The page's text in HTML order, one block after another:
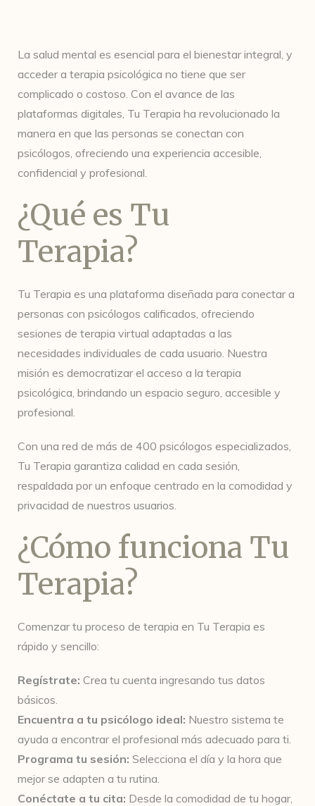
La salud mental es esencial para el bienestar integral, y
acceder a terapia psicológica no tiene que ser
complicado o costoso. Con el avance de las
plataformas digitales, Tu Terapia ha revolucionado la
manera en que las personas se conectan con
psicólogos, ofreciendo una experiencia accesible,
confidencial y profesional.
¿Qué es Tu
Terapia?
Tu Terapia es una plataforma diseñada para conectar a
personas con psicólogos calificados, ofreciendo
sesiones de terapia virtual adaptadas a las
necesidades individuales de cada usuario. Nuestra
misión es democratizar el acceso a la terapia
psicológica, brindando un espacio seguro, accesible y
profesional.
Con una red de más de 400 psicólogos especializados,
Tu Terapia garantiza calidad en cada sesión,
respaldada por un enfoque centrado en la comodidad y
privacidad de nuestros usuarios.
¿Cómo funciona Tu
Terapia?
Comenzar tu proceso de terapia en Tu Terapia es
rápido y sencillo:
Regístrate: Crea tu cuenta ingresando tus datos
básicos.
Encuentra a tu psicólogo ideal: Nuestro sistema te
ayuda a encontrar el profesional más adecuado para ti.
Programa tu sesión: Selecciona el día y la hora que
mejor se adapten a tu rutina.
Conéctate a tu cita: Desde la comodidad de tu hogar,